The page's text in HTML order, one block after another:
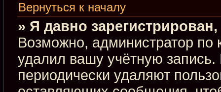
Вернуться к началу
» Я давно
Возможно, администратор по
удалил вашу учётную
периодически удаляют